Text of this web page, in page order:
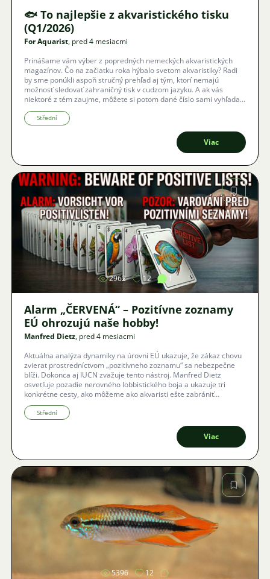
🐟 To najlepšie z akvaristického tisku
(Q1/2026)
For Aquarist, pred 4 mesiacmi
Prinášame vám výber z popredných nemeckých akvaristických
magazínov. Čo na začiatku roka hýbalo svetom akvaristiky? Radi
by sme ponúkli aspoň stručný prehľad aj tým, ktorí nemajú
možnosť sledovať zahraničný tisk v cudzom jazyku. A ak vás
niektoré z tém zaujme, môžete si potom dané číslo sami vyhľadať
a zakúpiť.
Střední
Viac
Obrázok
2962 12 1
Alarm „ČERVENÁ“ – Pozitívne zoznamy
EÚ ohrozujú naše hobby!
Manfred Dietz, pred 4 mesiacmi
Aktuálna analýza dynamiky na úrovni EÚ ukazuje, že zákaz chovu
zvierat prostredníctvom „pozitívneho zoznamu“ sa nebezpečne
blíži. Dokonca aj IUCN zvažuje tento nástroj. Manfred Dietz
osvetľuje pozadie nerovného lobbistického boja a ukazuje tri
konkrétne cesty, ako môžeme ako akvaristi ešte zabrániť
hroziacemu koncu nášho koníčka.
Střední
Viac
Obrázok
5396 12